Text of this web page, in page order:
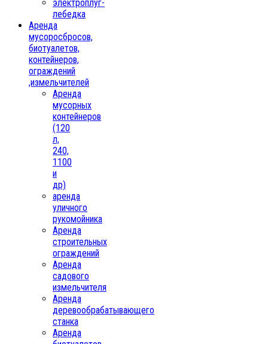
электроплуг-
лебедка
Аренда
мусоросбросов,
биотуалетов,
контейнеров,
ограждений
,измельчителей
Аренда
мусорных
контейнеров
(120
л,
240,
1100
и
др)
аренда
уличного
рукомойника
Аренда
строительных
ограждений
Аренда
садового
измельчителя
Аренда
деревообрабатывающего
станка
Аренда